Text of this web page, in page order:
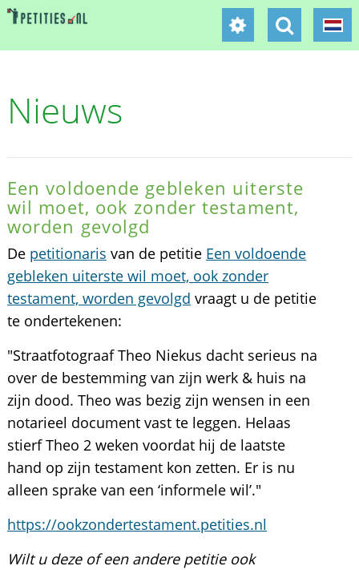
Nieuws
Een voldoende gebleken uiterste
wil moet, ook zonder testament,
worden gevolgd
De petitionaris van de petitie Een voldoende
gebleken uiterste wil moet, ook zonder
testament, worden gevolgd vraagt u de petitie
te ondertekenen:
"Straatfotograaf Theo Niekus dacht serieus na
over de bestemming van zijn werk & huis na
zijn dood. Theo was bezig zijn wensen in een
notarieel document vast te leggen. Helaas
stierf Theo 2 weken voordat hij de laatste
hand op zijn testament kon zetten. Er is nu
alleen sprake van een ‘informele wil’."
https://ookzondertestament.petities.nl
Wilt u deze of een andere petitie ook